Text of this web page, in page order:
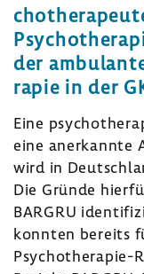
der
rapie in der
Eine
eine aner­kannte
wird in
Die Gründe
BARGRU
konnten bereits
Psychotherapie-​